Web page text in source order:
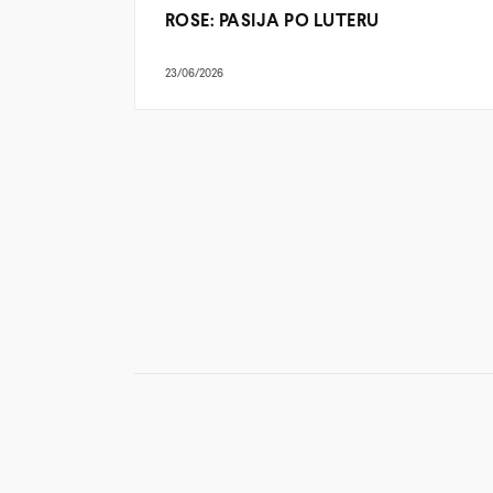
ROSE: PASIJA PO LUTERU
23/06/2026